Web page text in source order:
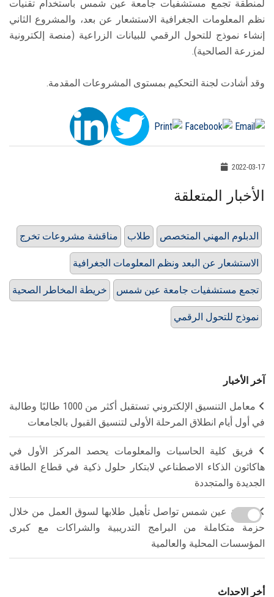
لمنطقة تجمع مستشفيات جامعة عين شمس باستخدام تقنيات
نظم المعلومات الجغرافية الاستشعار عن بعد، والمشروع الثاني
إنشاء نموذج للتحول الرقمي للبيانات الزراعية (منصة إلكترونية
لمزرعة الصالحية).
وقد أشادت لجنة التحكيم بمستوى المشروعات المقدمة.
2022-03-17
الأخبار المتعلقة
مناقشة مشروعات تخرج طلاب الدبلوم المهني المتخصص
الاستشعار عن البعد ونظم المعلومات الجغرافية
خريطة المخاطر الصحية تجمع مستشفيات جامعة عين شمس
نموذج للتحول الرقمي
آخر الأخبار
معامل التنسيق الإلكتروني تستقبل أكثر من 1000 طالبًا وطالبة
في أول أيام انطلاق المرحلة الأولى لتنسيق القبول بالجامعات
فريق كلية الحاسبات والمعلومات يحصد المركز الأول في
هاكاثون الذكاء الاصطناعي لابتكار حلول ذكية في قطاع الطاقة
الجديدة والمتجددة
جامعة عين شمس تواصل تأهيل طلابها لسوق العمل من خلال
حزمة متكاملة من البرامج التدريبية والشراكات مع كبرى
المؤسسات المحلية والعالمية
أخر الاحداث